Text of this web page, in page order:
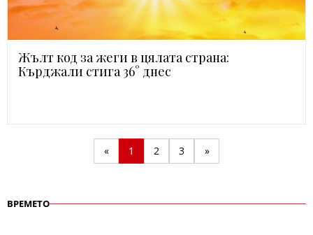
Жълт код за жеги в цялата страна:
Кърджали стига 36° днес
« 1 2 3 »
ВРЕМЕТО